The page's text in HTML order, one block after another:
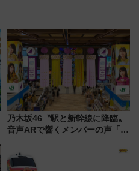
乃木坂46〝駅と新幹線に降臨〟
音声ARで響くメンバーの声「真